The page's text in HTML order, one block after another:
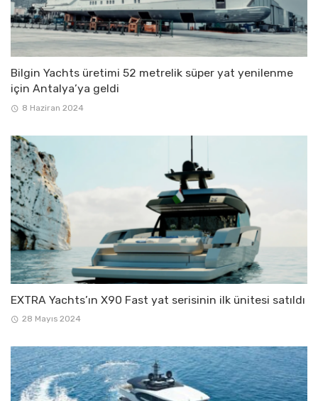
Bilgin Yachts üretimi 52 metrelik süper yat yenilenme
için Antalya’ya geldi
8 Haziran 2024
EXTRA Yachts’ın X90 Fast yat serisinin ilk ünitesi satıldı
28 Mayıs 2024